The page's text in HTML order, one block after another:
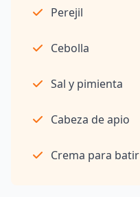
Perejil
Cebolla
Sal y pimienta
Cabeza de apio
Crema para batir